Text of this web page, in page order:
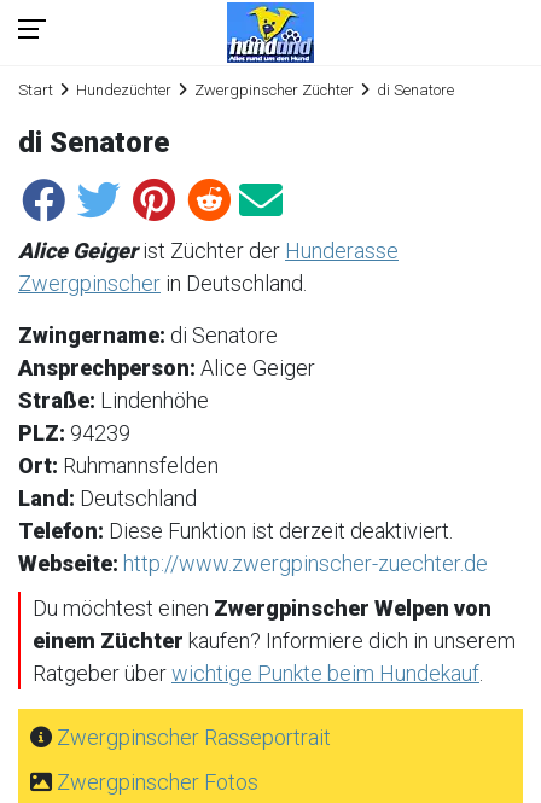
Start Hundezüchter Zwergpinscher Züchter di Senatore
di Senatore
Alice Geigerist Züchter der Hunderasse
Zwergpinscher in Deutschland.
Zwingername: di Senatore
Ansprechperson: Alice Geiger
Straße: Lindenhöhe
PLZ: 94239
Ort: Ruhmannsfelden
Land: Deutschland
Telefon: Diese Funktion ist derzeit deaktiviert.
Webseite: http://www.zwergpinscher-zuechter.de
Du möchtest einen Zwergpinscher Welpen von
einem Züchter kaufen? Informiere dich in unserem
Ratgeber überwichtige Punkte beim Hundekauf
Zwergpinscher Rasseportrait
Zwergpinscher Fotos